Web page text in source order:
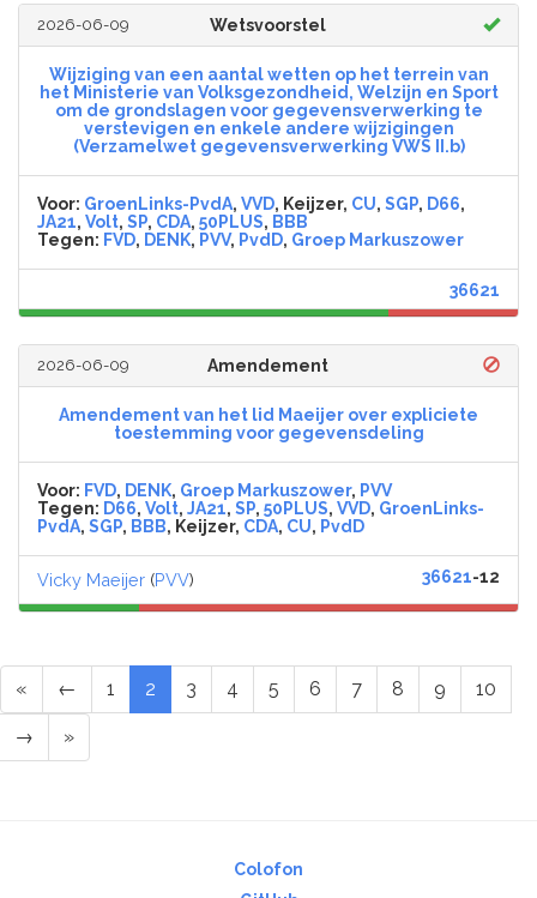
2026-06-09 Wetsvoorstel
Wijziging van een aantal wetten op het terrein van
het Ministerie van Volksgezondheid, Welzijn en Sport
om de grondslagen voor gegevensverwerking te
verstevigen en enkele andere wijzigingen
(Verzamelwet gegevensverwerking VWS II.b)
Voor: GroenLinks-PvdA, VVD, Keijzer, CU, SGP, D66,
JA21, Volt, SP, CDA, 50PLUS, BBB
Tegen: FVD, DENK, PVV, PvdD, Groep Markuszower
36621
2026-06-09 Amendement
Amendement van het lid Maeijer over expliciete
toestemming voor gegevensdeling
Voor: FVD, DENK, Groep Markuszower, PVV
Tegen: D66, Volt, JA21, SP, 50PLUS, VVD, GroenLinks-
PvdA, SGP, BBB, Keijzer, CDA, CU, PvdD
Vicky Maeijer (PVV) 36621-12
« ← 1 2 3 4 5 6 7 8 9 10
→ »
Colofon